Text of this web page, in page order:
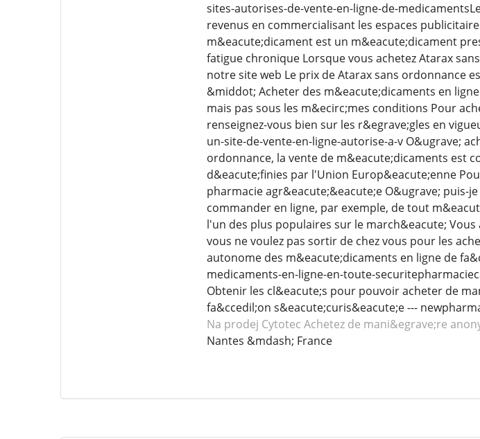
sites-autorises-de-vente-en-ligne-de-
revenus en commercialisant les espaces
m&eacute;dicament est un m&eacute;dicament
fatigue chronique Lorsque vous achetez Atarax
notre site web Le prix de Atarax sans ordonnance
&middot; Acheter des m&eacute;dicaments en
mais pas sous les m&ecirc;mes conditions Pour
renseignez-vous bien sur les r&egrave;gles en
un-site-de-vente-en-ligne-autorise-a-v O&ugrave;
ordonnance, la vente de m&eacute;dicaments est
d&eacute;finies par l'Union Europ&eacute;enne
pharmacie agr&eacute;&eacute;e O&ugrave;
commander en ligne, par exemple, de tout
l'un des plus populaires sur le march&eacute;
vous ne voulez pas sortir de chez vous pour les
autonome des m&eacute;dicaments en ligne de
medicaments-en-ligne-en-toute-
Obtenir les cl&eacute;s pour pouvoir acheter de
fa&ccedil;on s&eacute;curis&eacute;e ---
Na prodej Cytotec Achetez de mani&egrave;re
Nantes &mdash; France